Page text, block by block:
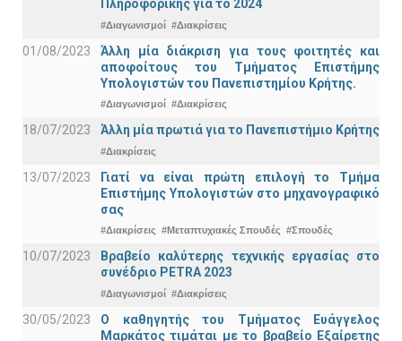
Πληροφορικής για το 2024
#Διαγωνισμοί #Διακρίσεις
01/08/2023
Άλλη μία διάκριση για τους φοιτητές και
αποφοίτους του Τμήματος Επιστήμης
Υπολογιστών του Πανεπιστημίου Κρήτης.
#Διαγωνισμοί #Διακρίσεις
18/07/2023 Άλλη μία πρωτιά για το Πανεπιστήμιο Κρήτης
#Διακρίσεις
13/07/2023
Γιατί να είναι πρώτη επιλογή το Τμήμα
Επιστήμης Υπολογιστών στο μηχανογραφικό
σας
#Διακρίσεις #Μεταπτυχιακές Σπουδές #Σπουδές
10/07/2023
Βραβείο καλύτερης τεχνικής εργασίας στο
συνέδριο PETRA 2023
#Διαγωνισμοί #Διακρίσεις
30/05/2023
Ο καθηγητής του Τμήματος Ευάγγελος
Μαρκάτος τιμάται με το βραβείο Εξαίρετης